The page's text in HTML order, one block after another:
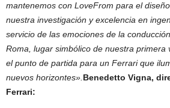
mantenemos con LoveFrom para el
nuestra investigación y excelencia en
servicio de las emociones de la
Roma, lugar simbólico de nuestra primera
el punto de partida para un Ferrari que
nuevos horizontes». Benedetto Vigna,
Ferrari: